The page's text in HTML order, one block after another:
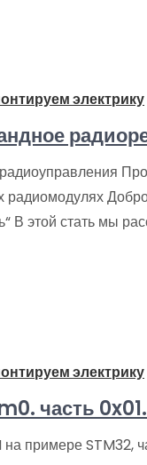
электрику
радиомодулях
В этой стать мы
электрику
часть
примере STM32,